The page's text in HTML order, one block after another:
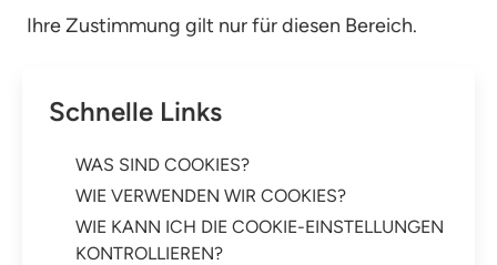
Ihre Zustimmung gilt nur für diesen Bereich.
Schnelle Links
WAS SIND COOKIES?
WIE VERWENDEN WIR COOKIES?
WIE KANN ICH DIE COOKIE-EINSTELLUNGEN
KONTROLLIEREN?